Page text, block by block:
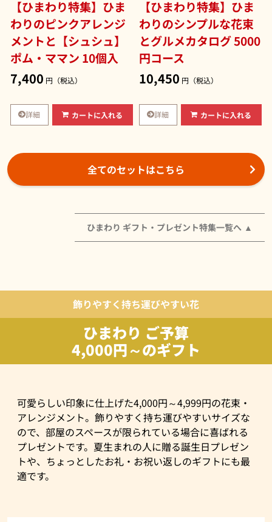
【ひまわり特集】ひま
わりのピンクアレンジ
メントと【シュシュ】
ポム・ママン 10個入
7,400 円（税込）
詳細 カートに入れる
【ひまわり特集】ひま
わりのシンプルな花束
とグルメカタログ 5000
円コース
10,450 円（税込）
詳細 カートに入れる
全てのセットはこちら
ひまわり ギフト・プレゼント特集一覧へ
飾りやすく持ち運びやすい花
ひまわり ご予算
4,000円～のギフト
可愛らしい印象に仕上げた4,000円～4,999円の花束・
アレンジメント。飾りやすく持ち運びやすいサイズな
ので、部屋のスペースが限られている場合に喜ばれる
プレゼントです。夏生まれの人に贈る誕生日プレゼン
トや、ちょっとしたお礼・お祝い返しのギフトにも最
適です。